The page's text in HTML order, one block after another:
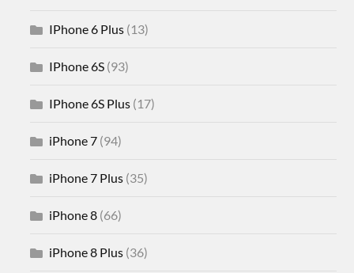
IPhone 6 Plus (13)
IPhone 6S (93)
IPhone 6S Plus (17)
iPhone 7 (94)
iPhone 7 Plus (35)
iPhone 8 (66)
iPhone 8 Plus (36)